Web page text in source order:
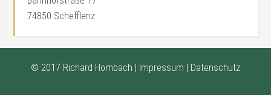
74850 Schefflenz
© 2017 Richard Hombach | Impressum | Datenschutz